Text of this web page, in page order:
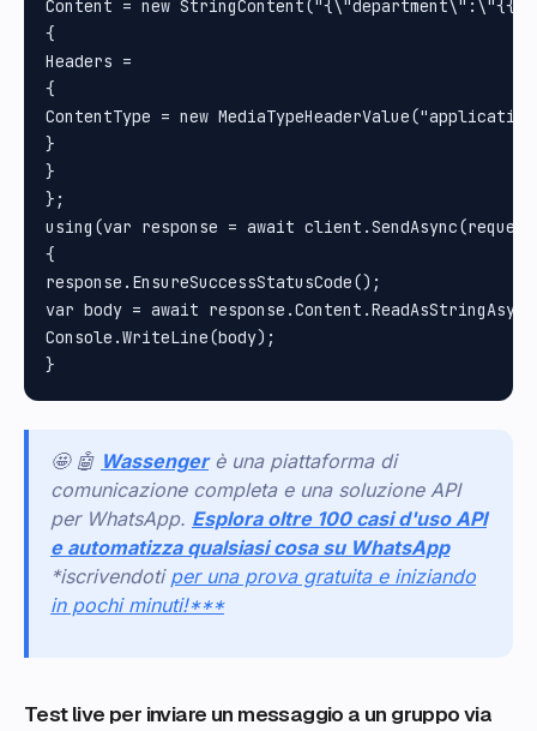
Content = new
{
Headers =
{
ContentType = new
}
}
};
using(var response = await
{
response.EnsureSuccessStatusCode();
var body = await
Console.WriteLine(body);
🤩 🤖 Wassenger è una piattaforma di
comunicazione completa e una soluzione API
per WhatsApp. Esplora oltre 100 casi d'uso API
e automatizza qualsiasi cosa su WhatsApp
*iscrivendoti per una prova gratuita e iniziando
in pochi minuti!***
Test live per inviare un messaggio a un gruppo via